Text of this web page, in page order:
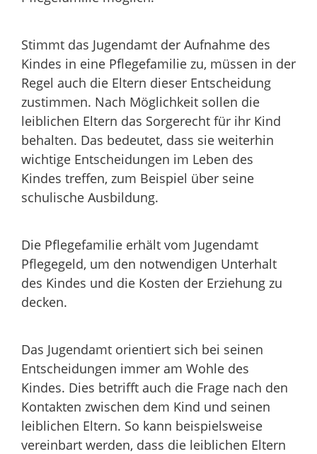
Stimmt das Jugendamt der Aufnahme des
Kindes in eine Pflegefamilie zu, müssen in der
Regel auch die Eltern dieser Entscheidung
zustimmen. Nach Möglichkeit sollen die
leiblichen Eltern das Sorgerecht für ihr Kind
behalten. Das bedeutet, dass sie weiterhin
wichtige Entscheidungen im Leben des
Kindes treffen, zum Beispiel über seine
schulische Ausbildung.
Die Pflegefamilie erhält vom Jugendamt
Pflegegeld, um den notwendigen Unterhalt
des Kindes und die Kosten der Erziehung zu
decken.
Das Jugendamt orientiert sich bei seinen
Entscheidungen immer am Wohle des
Kindes. Dies betrifft auch die Frage nach den
Kontakten zwischen dem Kind und seinen
leiblichen Eltern. So kann beispielsweise
vereinbart werden, dass die leiblichen Eltern